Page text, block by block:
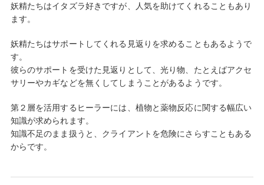
妖精たちはイタズラ好きですが、人気を助けてくれることもあり
ます。
妖精たちはサポートしてくれる見返りを求めることもあるようで
す。
彼らのサポートを受けた見返りとして、光り物、たとえばアクセ
サリーやカギなどを無くしてしまうことがあるようです。
第２層を活用するヒーラーには、植物と薬物反応に関する幅広い
知識が求められます。
知識不足のまま扱うと、クライアントを危険にさらすこともある
からです。